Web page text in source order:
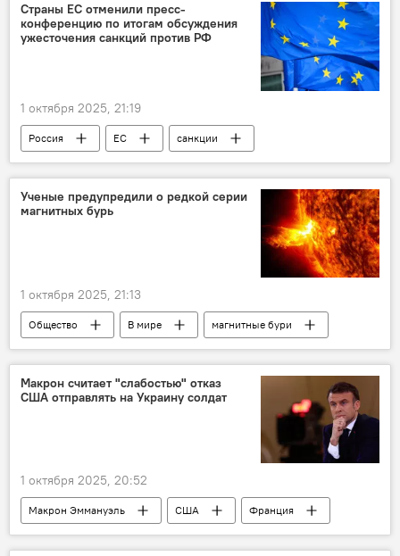
Страны ЕС отменили пресс-
конференцию по итогам обсуждения
ужесточения санкций против РФ
1 октября 2025, 21:19
Россия ЕС санкции
Ученые предупредили о редкой серии
магнитных бурь
1 октября 2025, 21:13
Общество В мире магнитные бури
Макрон считает "слабостью" отказ
США отправлять на Украину солдат
1 октября 2025, 20:52
Макрон Эммануэль США
Франция
Украина